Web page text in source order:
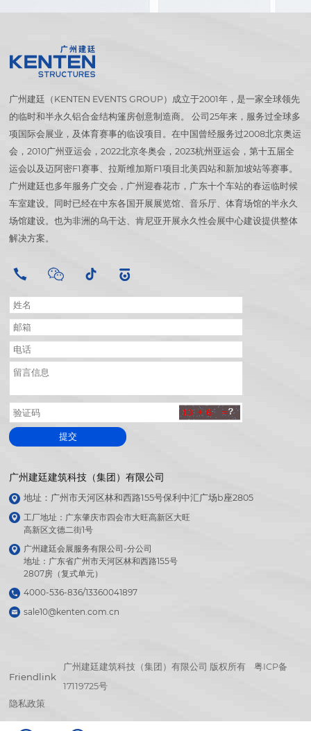
广州建廷（KENTEN EVENTS GROUP）成立于2001年，是一家全球领先
的临时和半永久铝合金结构篷房创意制造商。 公司25年来，服务过全球多
项国际会展业，及体育赛事的临设项目。在中国曾经服务过2008北京奥运
会，2010广州亚运会，2022北京冬奥会，2023杭州亚运会，第十五届全
运会以及迈阿密F1赛事、拉斯维加斯F1项目北美四站和新加坡站等赛事。
广州建廷也多年服务广交会，广州迎春花市，广东十个车站的春运临时候
车室建设。同时已经在中东各国开展展览馆、音乐厅、体育场馆的半永久
场馆建设。也为非洲的乌干达、肯尼亚开展永久性会展中心建设提供整体
解决方案。
提交
广州建廷建筑科技（集团）有限公司
地址：广州市天河区林和西路155号保利中汇广场b座2805
工厂地址：广东肇庆市四会市大旺高新区大旺
高新区文德二街1号
广州建廷会展服务有限公司-分公司
地址：广东省广州市天河区林和西路155号
2807房（复式单元）
4000-536-836/13360041897
sale10@kenten.com.cn
Friendlink
广州建廷建筑科技（集团）有限公司 版权所有
粤ICP备
17119725号
隐私政策